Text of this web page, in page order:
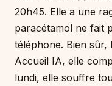
20h45. Elle a une
paracétamol ne fait
téléphone. Bien sûr,
Accueil IA, elle
lundi, elle souffre